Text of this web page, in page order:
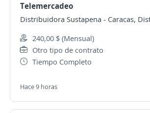
Telemercadeo
Distribuidora Sustapena - Caracas,
240,00 $ (Mensual)
Otro tipo de contrato
Tiempo Completo
Hace 9 horas